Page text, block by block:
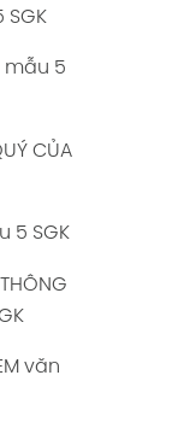
SGK
mẫu 5
CỦA
5 SGK
văn